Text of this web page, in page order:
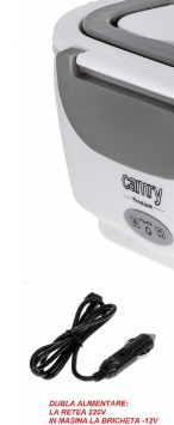
Razatoare electrice
Roboti de bucatarie
Sandwich-makere
Ingrijire locuinta
Aparate de curatat
Aspiratoare
Fiare, statii &
Tehnica de birou
Laminatoare si